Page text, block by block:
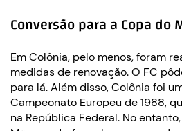
Conversão para a Copa
Em Colônia, pelo menos, foram
medidas de renovação. O FC
para lá. Além disso, Colônia foi
Campeonato Europeu de 1988,
na República Federal. No